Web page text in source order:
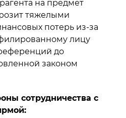
на предмет
тяжелыми
потерь из-за
лицу
до
законом
сотрудничества с